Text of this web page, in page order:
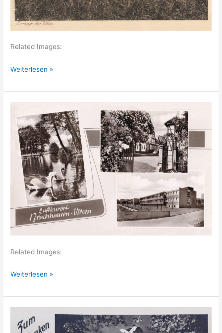
Related Images:
Heiligenberg
Weiterlesen »
Related Images:
Bruchhausen-
Weiterlesen »